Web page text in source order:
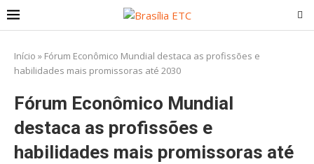
Início » Fórum Econômico Mundial destaca as profissões e
habilidades mais promissoras até 2030
Fórum Econômico Mundial
destaca as profissões e
habilidades mais promissoras até